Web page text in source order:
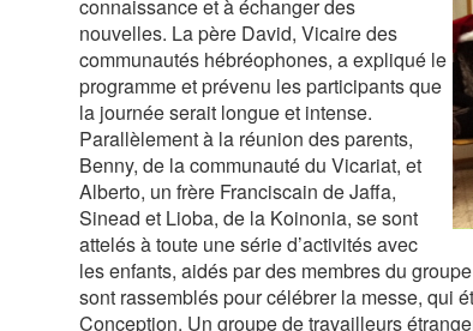
connaissance et à échanger des
nouvelles. La père David, Vicaire des
communautés hébréophones, a expliqué le
programme et prévenu les participants que
la journée serait longue et intense.
Parallèlement à la réunion des parents,
Benny, de la communauté du Vicariat, et
Alberto, un frère Franciscain de Jaffa,
Sinead et Lioba, de la Koinonia, se sont
attelés à toute une série d’activités avec
les enfants, aidés par des membres du
sont rassemblés pour célébrer la messe, qui
Conception. Un groupe de travailleurs